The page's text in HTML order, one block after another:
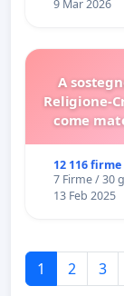
9 Mar 2026
A
Religione-
come
12 116 firme
7 Firme / 30
13 Feb 2025
1 2 3